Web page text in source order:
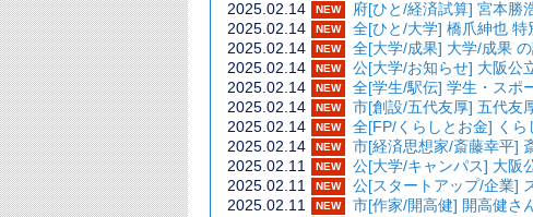
2025.02.14
NEW
府[ひと/経済試
2025.02.14
NEW
全[ひと/大学] 橋
2025.02.14
NEW
全[大学/成果]
2025.02.14
NEW
公[大学/お知らせ]
2025.02.14
NEW
全[学生/駅伝] 学
2025.02.14
NEW
市[創設/五代友厚] 五代
2025.02.14
NEW
全[FP/くらしと
2025.02.14
NEW
市[経済思想家/斎藤幸
2025.02.11
NEW
公[大学/キャンパス]
2025.02.11
NEW
公[スタートアップ/
2025.02.11
NEW
市[作家/開高健]